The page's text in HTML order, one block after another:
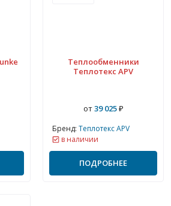
Теплообменники
Теплотекс APV
от39 025₽
Бренд: Теплотекс APV
в наличии
ПОДРОБНЕЕ